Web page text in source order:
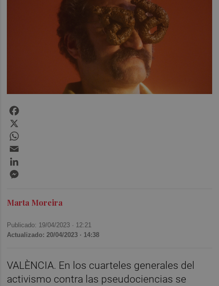
Marta Moreira
Publicado: 19/04/2023 · 12:21
Actualizado: 20/04/2023 · 14:38
VALÈNCIA. En los cuarteles generales del
activismo contra las pseudociencias se